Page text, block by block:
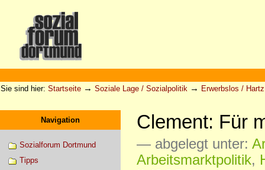
Werkzeuge
Sie sind hier: Startseite → Soziale Lage / Sozialpolitik → Erwerbslos /
Navigation
Sozialforum Dortmund
Tipps
Clement: Für
— abgelegt unter:
Arbeitsmarktpolitik,